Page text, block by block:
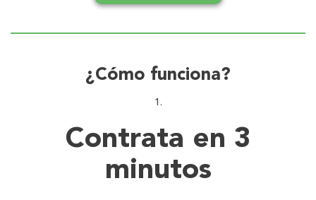
¿Cómo funciona?
Contrata en 3
minutos